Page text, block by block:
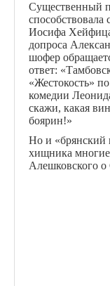
Существенный
Иосифа Хейфица
допроса
шофер
ответ:
«Жестокость»
комедии
скажи, какая
боярин!»
Но и «брянский
хищника
Алешковского о